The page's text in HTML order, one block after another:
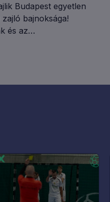
Budapest egyetlen
bajnoksága!
és az